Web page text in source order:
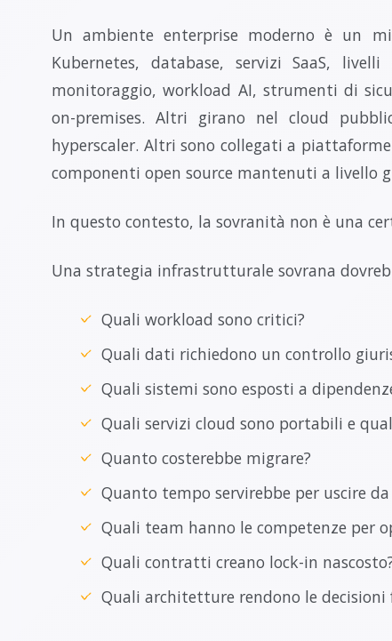
Un ambiente enterprise moderno è un
Kubernetes, database, servizi SaaS,
monitoraggio, workload AI, strumenti di
on-premises. Altri girano nel cloud
hyperscaler. Altri sono collegati a
componenti open source mantenuti a livello
In questo contesto, la sovranità non è una
Una strategia infrastrutturale sovrana
Quali workload sono critici?
Quali dati richiedono un controllo
Quali sistemi sono esposti a
Quali servizi cloud sono portabili e
Quanto costerebbe migrare?
Quanto tempo servirebbe per uscire
Quali team hanno le competenze per
Quali contratti creano lock-in
Quali architetture rendono le